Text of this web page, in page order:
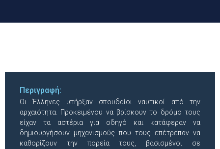
Περιγραφή:
Οι Έλληνες υπήρξαν σπουδαίοι ναυτικοί από την
αρχαιότητα. Προκειμένου να βρίσκουν το δρόμο τους
είχαν τα αστέρια για οδηγό και κατάφεραν να
δημιουργήσουν μηχανισμούς που τους επέτρεπαν να
καθορίζουν την πορεία τους, βασισμένοι σε